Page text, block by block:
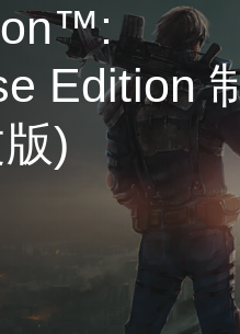
Edition
)